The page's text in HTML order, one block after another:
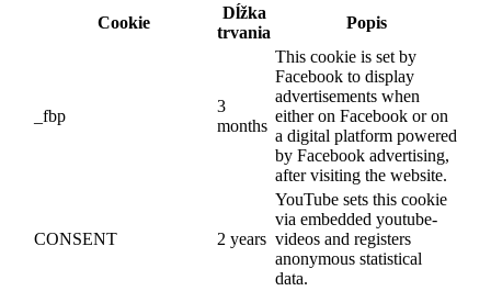
Cookie
Dĺžka
trvania
Popis
_fbp
3
months
This cookie is set by
Facebook to display
advertisements when
either on Facebook or on
a digital platform powered
by Facebook advertising,
after visiting the website.
CONSENT 2 years
YouTube sets this cookie
via embedded youtube-
videos and registers
anonymous statistical
data.